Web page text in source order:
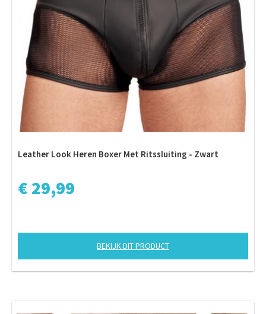
Leather Look Heren Boxer Met Ritssluiting - Zwart
€ 29,99
BEKIJK DIT PRODUCT